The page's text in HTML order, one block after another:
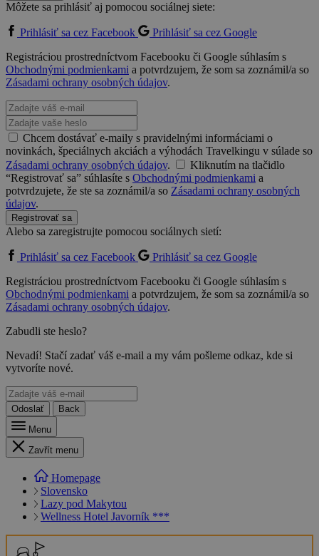
Môžete sa prihlásiť aj pomocou sociálnej siete:
Prihlásiť sa cez Facebook
Prihlásiť sa cez Google
Registráciou prostredníctvom Facebooku či Google súhlasím s
Obchodnými podmienkami a potvrdzujem, že som sa zoznámil/a so
Zásadami ochrany osobných údajov.
Chcem dostávať e-maily s pravidelnými informáciami o
novinkách, špeciálnych akciách a výhodách Travelkingu v súlade so
Zásadami ochrany osobných údajov.
Kliknutím na tlačidlo
“Registrovať sa” súhlasíte s Obchodnými podmienkami a
potvrdzujete, že ste sa zoznámil/a so Zásadami ochrany osobných
údajov.
Registrovať sa
Alebo sa zaregistrujte pomocou sociálnych sietí:
Prihlásiť sa cez Facebook
Prihlásiť sa cez Google
Registráciou prostredníctvom Facebooku či Google súhlasím s
Obchodnými podmienkami a potvrdzujem, že som sa zoznámil/a so
Zásadami ochrany osobných údajov.
Zabudli ste heslo?
Nevadí! Stačí zadať váš e-mail a my vám pošleme odkaz, kde si
vytvoríte nové.
Odoslať
Back
Menu
Zavřít menu
Homepage
Slovensko
Lazy pod Makytou
Wellness Hotel Javorník ***